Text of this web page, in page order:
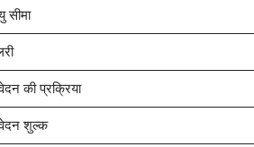
सीमा
की प्रक्रिया
शुल्क